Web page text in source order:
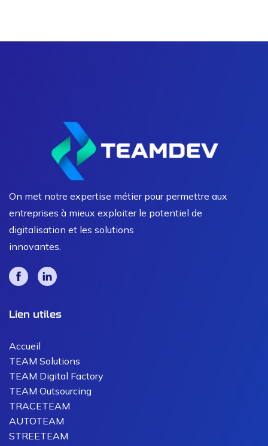
On met notre expertise métier pour permettre aux
entreprises à mieux exploiter le potentiel de
digitalisation et les solutions
innovantes.
Lien utiles
Accueil
TEAM Solutions
TEAM Digital Factory
TEAM Outsourcing
TRACETEAM
AUTOTEAM
STREETEAM